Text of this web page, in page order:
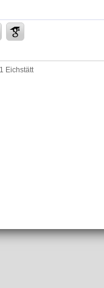
Eichstätt